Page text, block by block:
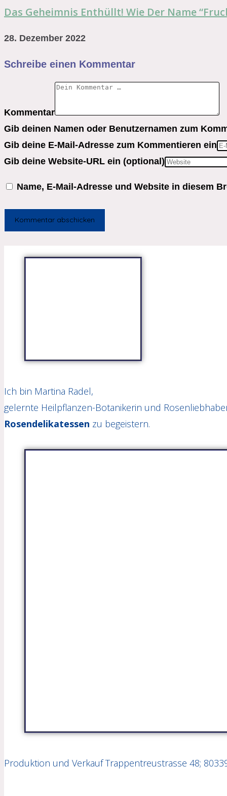
Das Geheimnis Enthüllt! Wie Der Name
28. Dezember 2022
Schreibe einen Kommentar
Kommentar
Gib deinen Namen oder Benutzernamen zum
Gib deine E-Mail-Adresse zum Kommentieren ein
Gib deine Website-URL ein (optional)
Name, E-Mail-Adresse und Website in diesem
Ich bin Martina Radel,
gelernte Heilpflanzen-Botanikerin und
Rosendelikatessen zu begeistern.
Produktion und Verkauf Trappentreustrasse 48;